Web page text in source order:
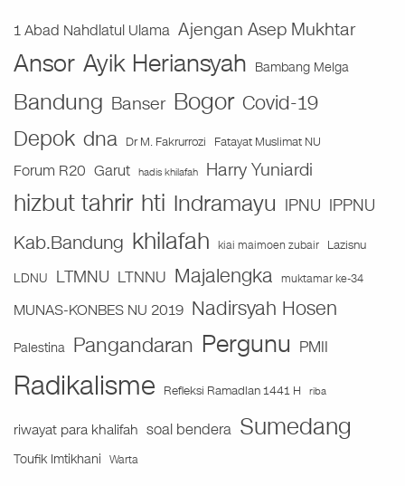
1 Abad Nahdlatul Ulama Ajengan Asep Mukhtar
Ansor Ayik Heriansyah Bambang Melga
Bandung Banser Bogor Covid-19
Depok dna Dr M. Fakrurrozi Fatayat Muslimat NU
Forum R20 Garut hadis khilafah Harry Yuniardi
hizbut tahrir hti Indramayu IPNU IPPNU
Kab.Bandung khilafah kiai maimoen zubair
Lazisnu
LDNU LTMNU LTNNU Majalengka muktamar ke-34
MUNAS-KONBES NU 2019 Nadirsyah Hosen
Palestina Pangandaran Pergunu PMII
Radikalisme Refleksi Ramadlan 1441 H riba
riwayat para khalifah soal bendera Sumedang
Toufik Imtikhani Warta